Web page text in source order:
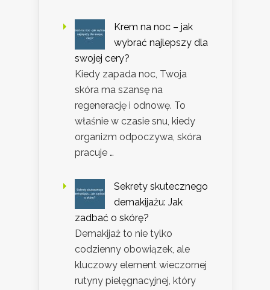
Krem na noc – jak
wybrać najlepszy dla
swojej cery?
Kiedy zapada noc, Twoja
skóra ma szansę na
regenerację i odnowę. To
właśnie w czasie snu, kiedy
organizm odpoczywa, skóra
pracuje …
Sekrety skutecznego
demakijażu: Jak
zadbać o skórę?
Demakijaż to nie tylko
codzienny obowiązek, ale
kluczowy element wieczornej
rutyny pielęgnacyjnej, który